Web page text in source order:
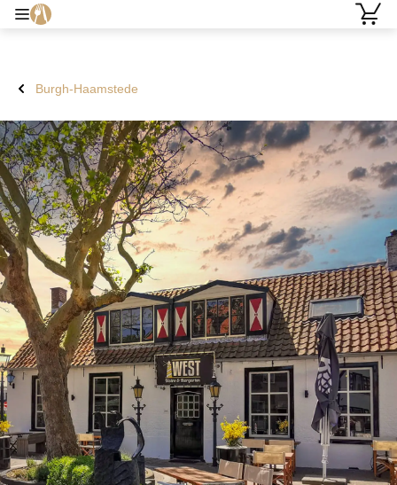
Burgh-Haamstede